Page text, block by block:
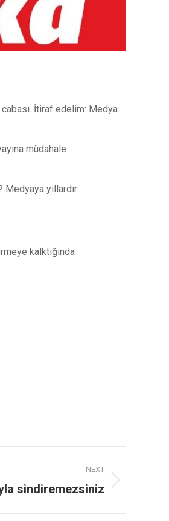
cabası. İtiraf edelim: Medya
müdahale
Medyaya yıllardır
kalktığında
NEXT
sindiremezsiniz